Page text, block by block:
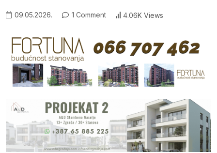
09.05.2026. 1 Comment 4.06K Views